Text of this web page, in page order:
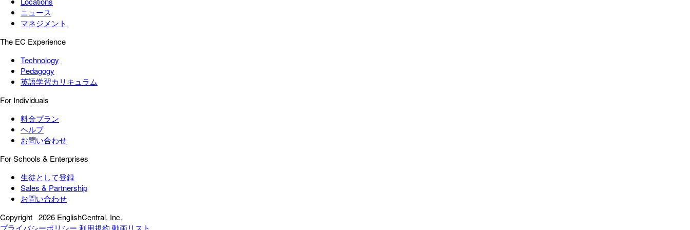
ニュース
マネジメント
The EC Experience
Technology
Pedagogy
英語学習カリキュラム
For Individuals
料金プラン
ヘルプ
お問い合わせ
For Schools & Enterprises
生徒として登録
Sales & Partnership
お問い合わせ
Copyright 2026 EnglishCentral, Inc.